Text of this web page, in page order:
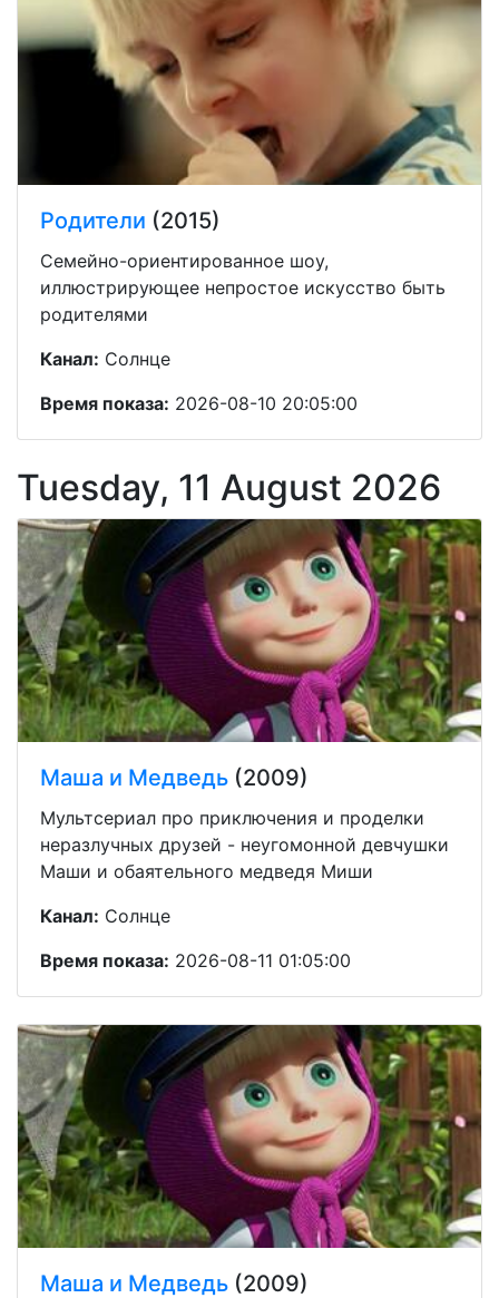
Родители (2015)
Семейно-ориентированное шоу,
иллюстрирующее непростое искусство быть
родителями
Канал: Солнце
Время показа: 2026-08-10 20:05:00
Tuesday, 11 August 2026
Маша и Медведь (2009)
Мультсериал про приключения и проделки
неразлучных друзей - неугомонной девчушки
Маши и обаятельного медведя Миши
Канал: Солнце
Время показа: 2026-08-11 01:05:00
Маша и Медведь (2009)